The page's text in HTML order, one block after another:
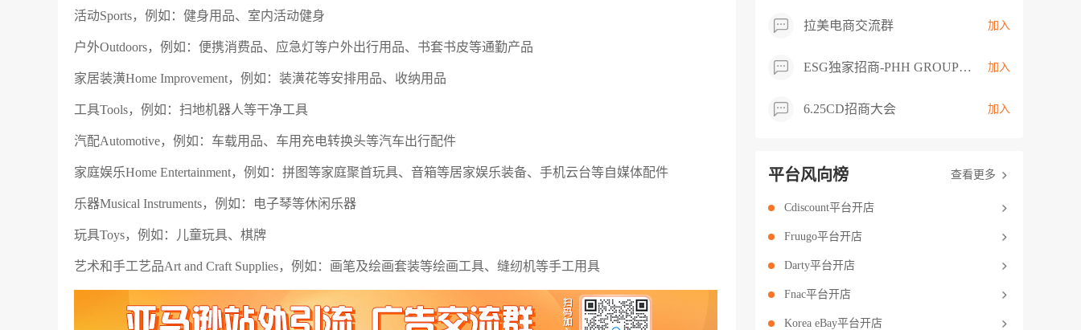
活动Sports，例如：健身用品、室内活动健身
户外Outdoors，例如：便携消费品、应急灯等户外出行用品、书套书皮等通勤产品
家居装潢Home Improvement，例如：装潢花等安排用品、收纳用品
工具Tools，例如：扫地机器人等干净工具
汽配Automotive，例如：车载用品、车用充电转换头等汽车出行配件
家庭娱乐Home Entertainment，例如：拼图等家庭聚首玩具、音箱等居家娱乐装备、手机云台等自媒体配件
乐器Musical Instruments，例如：电子琴等休闲乐器
玩具Toys，例如：儿童玩具、棋牌
艺术和手工艺品Art and Craft Supplies，例如：画笔及绘画套装等绘画工具、缝纫机等手工用具
拉美电商交流群 加入
ESG独家招商-PHH GROUP卖家交流群 加入
6.25CD招商大会 加入
平台风向榜 查看更多
Cdiscount平台开店
Fruugo平台开店
Darty平台开店
Fnac平台开店
Korea eBay平台开店